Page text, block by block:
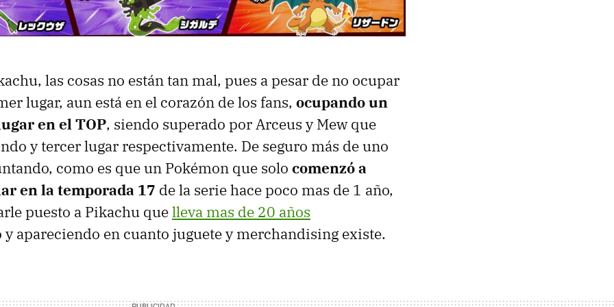
las cosas no están tan mal, pues a pesar de no ocupar
lugar, aun está en el corazón de los fans, ocupando un
en el TOP, siendo superado por Arceus y Mew que
y tercer lugar respectivamente. De seguro más de uno
como es que un Pokémon que solo comenzó a
en la temporada 17 de la serie hace poco mas de 1 año,
puesto a Pikachu quelleva mas de 20 años
apareciendo en cuanto juguete y merchandising existe.